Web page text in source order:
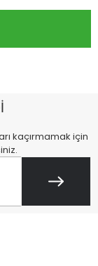
kaçırmamak için